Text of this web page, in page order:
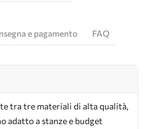
e pagamento FAQ
tra tre materiali di alta qualità,
adatto a stanze e budget